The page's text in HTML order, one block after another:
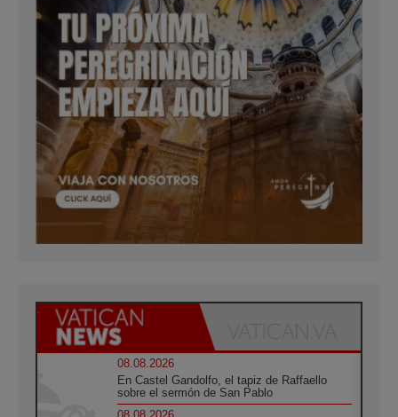
08.08.2026
En Castel Gandolfo, el tapiz de Raffaello
sobre el sermón de San Pablo